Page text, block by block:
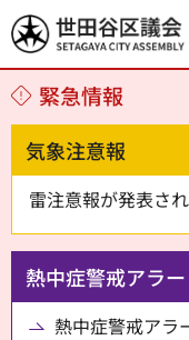
世田谷区議会
緊急情報
気象注意報
雷注意報が発表され
熱中症警戒アラー
熱中症警戒アラ